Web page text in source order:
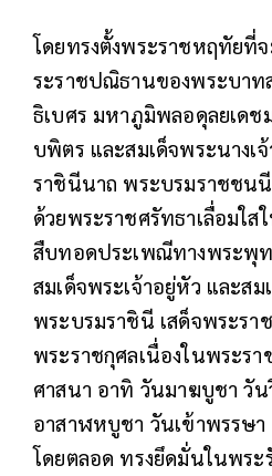
โดยทรงตั้งพระราชหฤทัยที่
ระราชปณิธานของพระบาท
ธิเบศร มหาภูมิพลอดุลยเดช
บพิตร และสมเด็จพระนางเ
ราชินีนาถ พระบรมราชชน
ด้วยพระราชศรัทธาเลื่อมใ
สืบทอดประเพณีทางพระพุ
สมเด็จพระเจ้าอยู่หัว และสม
พระบรมราชินี เสด็จพระรา
พระราชกุศลเนื่องในพระร
ศาสนา อาทิ วันมาฆบูชา วั
อาสาฬหบูชา วันเข้าพรรษ
โดยตลอด ทรงยึดมั่นในพร